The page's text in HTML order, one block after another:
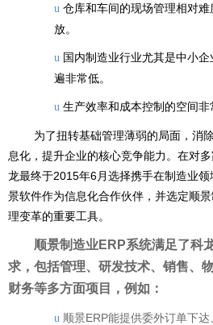
u 仓库和车间的现场管理相对
放。
u 国内制造业行业尤其是中小
遍非常低。
u 生产效率和成本控制的空间非
为了扭转基础管理薄弱的局面，消
息化，提升企业的核心竞争能力。在对
龙最终于2015年6月选择携手在制造业
景软件作为信息化合作伙伴，并选定顺
理变革的重要工具。
顺景制造业ERP系统满足了科
求，包括管理、研发技术、销售、
财务等多方面项目，例如：
u 顺景ERP能提供委外订单下